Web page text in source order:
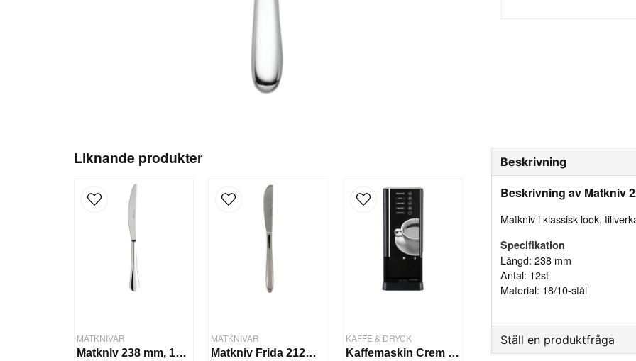
Liknande produkter
MATKNIVAR
Matkniv 238 mm, 12 st Arcade
MATKNIVAR
Matkniv Frida 212mm 12st/fp.
KAFFE & DRYCK
Kaffemaskin Crem Instant Cafélino Trio
Beskrivning
Beskrivning av Matkniv
Matkniv i klassisk look,
Specifikation
Längd: 238 mm
Antal: 12st
Material: 18/10-stål
Ställ en produktfråga